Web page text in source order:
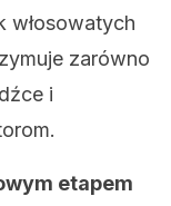
włosowatych
zarówno
i
etapem